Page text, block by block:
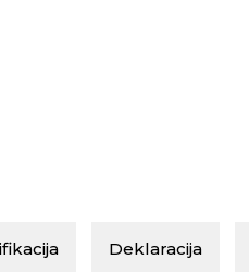
Deklaracija